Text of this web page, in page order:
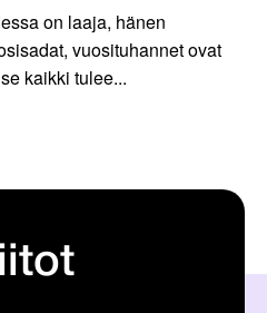
on laaja, hänen
vuosituhannet ovat
kaikki tulee...